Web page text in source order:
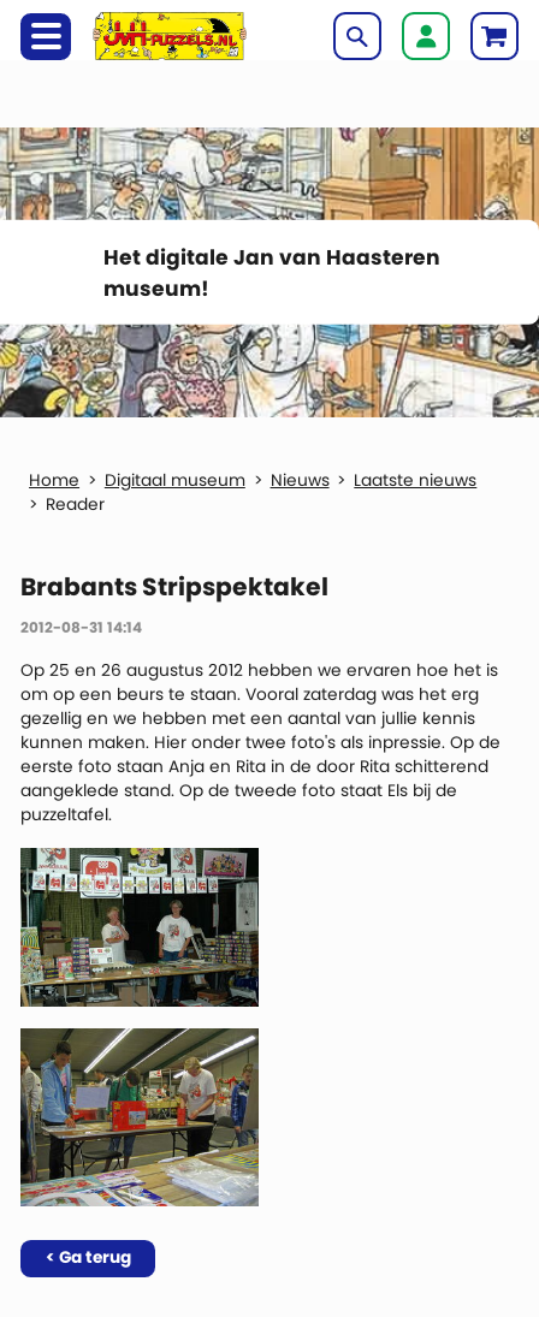
Het digitale Jan van Haasteren
museum!
Digitaal museum Nieuws
Laatste nieuws
Reader
Brabants Stripspektakel
2012-08-31 14:14
Op 25 en 26 augustus 2012 hebben we ervaren hoe het is
om op een beurs te staan. Vooral zaterdag was het erg
gezellig en we hebben met een aantal van jullie kennis
kunnen maken. Hier onder twee foto's als inpressie. Op de
eerste foto staan Anja en Rita in de door Rita schitterend
aangeklede stand. Op de tweede foto staat Els bij de
puzzeltafel.
< Ga terug